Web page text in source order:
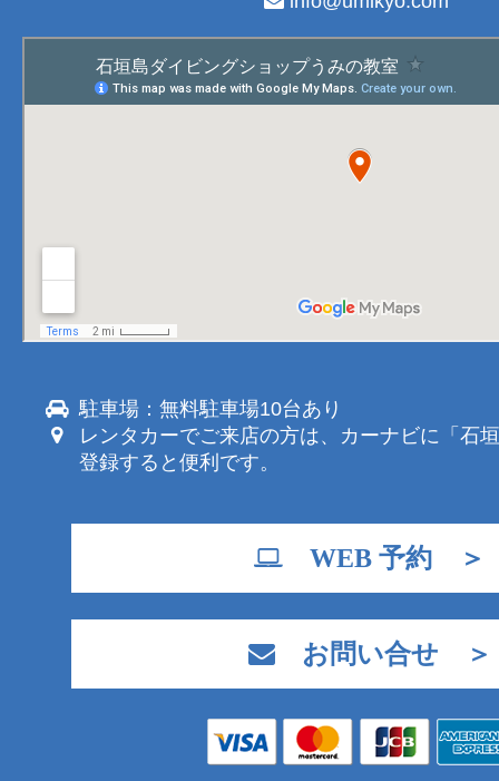
駐車場：無料駐車場10台あり
レンタカーでご来店の方は、カーナビに「石
登録すると便利です。
WEB 予約 ＞
お問い合せ ＞